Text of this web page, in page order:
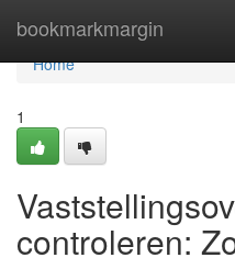
bookmarkmargin
Home
Home
1
controleren: